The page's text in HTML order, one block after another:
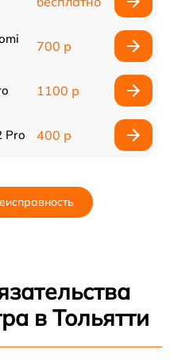
700 р
1100 р
Pro 400 р
в Тольятти